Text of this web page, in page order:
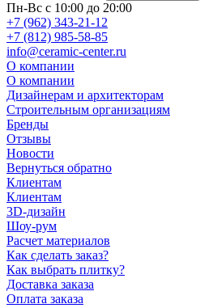
Пн-Вс с 10:00 до 20:00
+7 (962) 343-21-12
+7 (812) 985-58-85
info@ceramic-center.ru
О компании
О компании
Дизайнерам и архитекторам
Строительным организациям
Бренды
Отзывы
Новости
Вернуться обратно
Клиентам
Клиентам
3D-дизайн
Шоу-рум
Расчет материалов
Как сделать заказ?
Как выбрать плитку?
Доставка заказа
Оплата заказа